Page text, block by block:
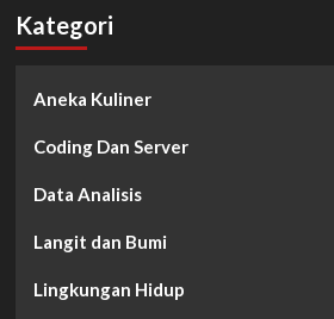
Kategori
Aneka Kuliner
Coding Dan Server
Data Analisis
Langit dan Bumi
Lingkungan Hidup